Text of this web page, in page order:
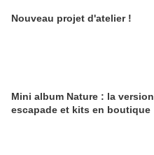
Nouveau projet d'atelier !
Mini album Nature : la version
escapade et kits en boutique